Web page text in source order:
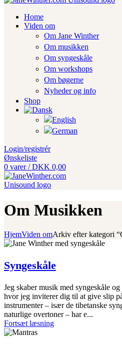
Home
Viden om
Om Jane Winther
Om musikken
Om syngeskåle
Om workshops
Om bøgerne
Nyheder og info
Shop
Login/registrér
Ønskeliste
0 varer / DKK 0,00
Om Musikken
HjemViden omArkiv efter kategori
Syngeskåle
Jeg skaber musik med syngeskåle
hvor jeg inviterer dig til at give slip
instrumenter – især de tibetanske
naturlige overtoner – har e...
Fortsæt læsning